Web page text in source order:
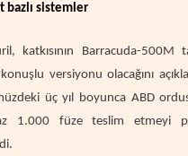
bazlı sistemler
katkısının Barracuda-500M
versiyonu olacağını
üç yıl boyunca ABD
1.000 füze teslim etmeyi